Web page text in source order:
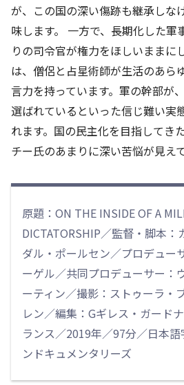
が、この国の深い傷跡も継承しな
味します。 一方で、長期化した軍
りの司令官が権力をほしいままに
は、僧侶と占星術師が生活のあら
言力を持っています。軍の幹部が
選ばれているといった信じ難い実
れます。国の民主化を目指してき
チー氏のあまりに深い苦悩が見え
原題：ON THE INSIDE OF A
DICTATORSHIP／監督・脚本
ダル・ポールセン／プロデュー
ーゲル／共同プロデューサー：
ーティン／撮影：ストゥーラ・
レン／編集：Gギレス・ガード
ランス／2019年／97分／日本
ンドキュメンタリーズ